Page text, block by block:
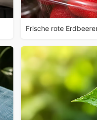
Frische rote